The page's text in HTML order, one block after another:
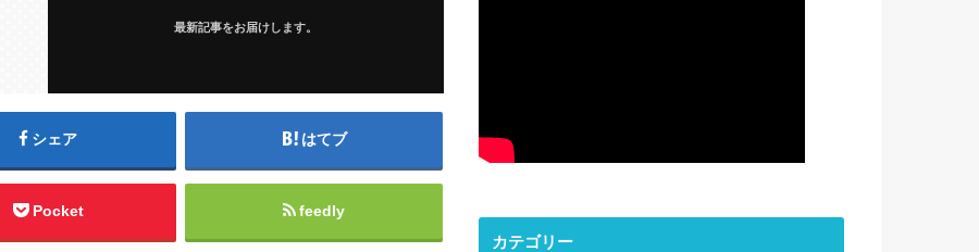
最新記事をお届けします。
シェア はてブ
Pocket feedly
カテゴリー